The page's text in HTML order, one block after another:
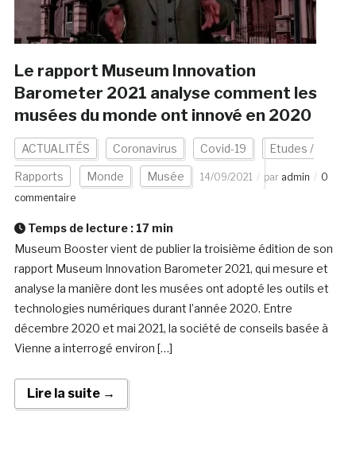
Le rapport Museum Innovation
Barometer 2021 analyse comment les
musées du monde ont innové en 2020
ACTUALITÉS Coronavirus Covid-19 Etudes /
Rapports Monde Musée 14/09/2021 par admin
0
commentaire
Temps de lecture : 17 min
Museum Booster vient de publier la troisième édition de son
rapport Museum Innovation Barometer 2021, qui mesure et
analyse la manière dont les musées ont adopté les outils et
technologies numériques durant l’année 2020. Entre
décembre 2020 et mai 2021, la société de conseils basée à
Vienne a interrogé environ […]
Lire la suite →